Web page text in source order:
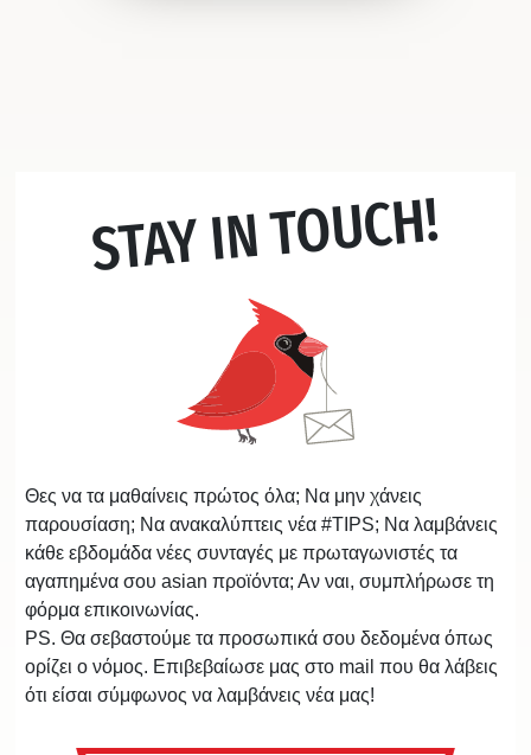
STAY IN TOUCH!
Θες να τα μαθαίνεις πρώτος όλα; Να μην χάνεις
παρουσίαση; Να ανακαλύπτεις νέα #TIPS; Να λαμβάνεις
κάθε εβδομάδα νέες συνταγές με πρωταγωνιστές τα
αγαπημένα σου asian προϊόντα; Αν ναι, συμπλήρωσε τη
φόρμα επικοινωνίας.
PS. Θα σεβαστούμε τα προσωπικά σου δεδομένα όπως
ορίζει ο νόμος. Επιβεβαίωσε μας στο mail που θα λάβεις
ότι είσαι σύμφωνος να λαμβάνεις νέα μας!